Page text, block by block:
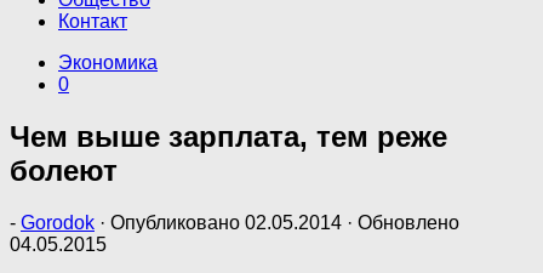
Контакт
Экономика
0
Чем выше зарплата, тем реже
болеют
- Gorodok · Опубликовано 02.05.2014 · Обновлено
04.05.2015